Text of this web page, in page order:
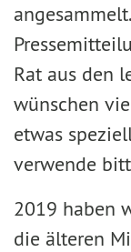
Rat aus den
wünschen
etwas
verwende
2019 haben
die älteren